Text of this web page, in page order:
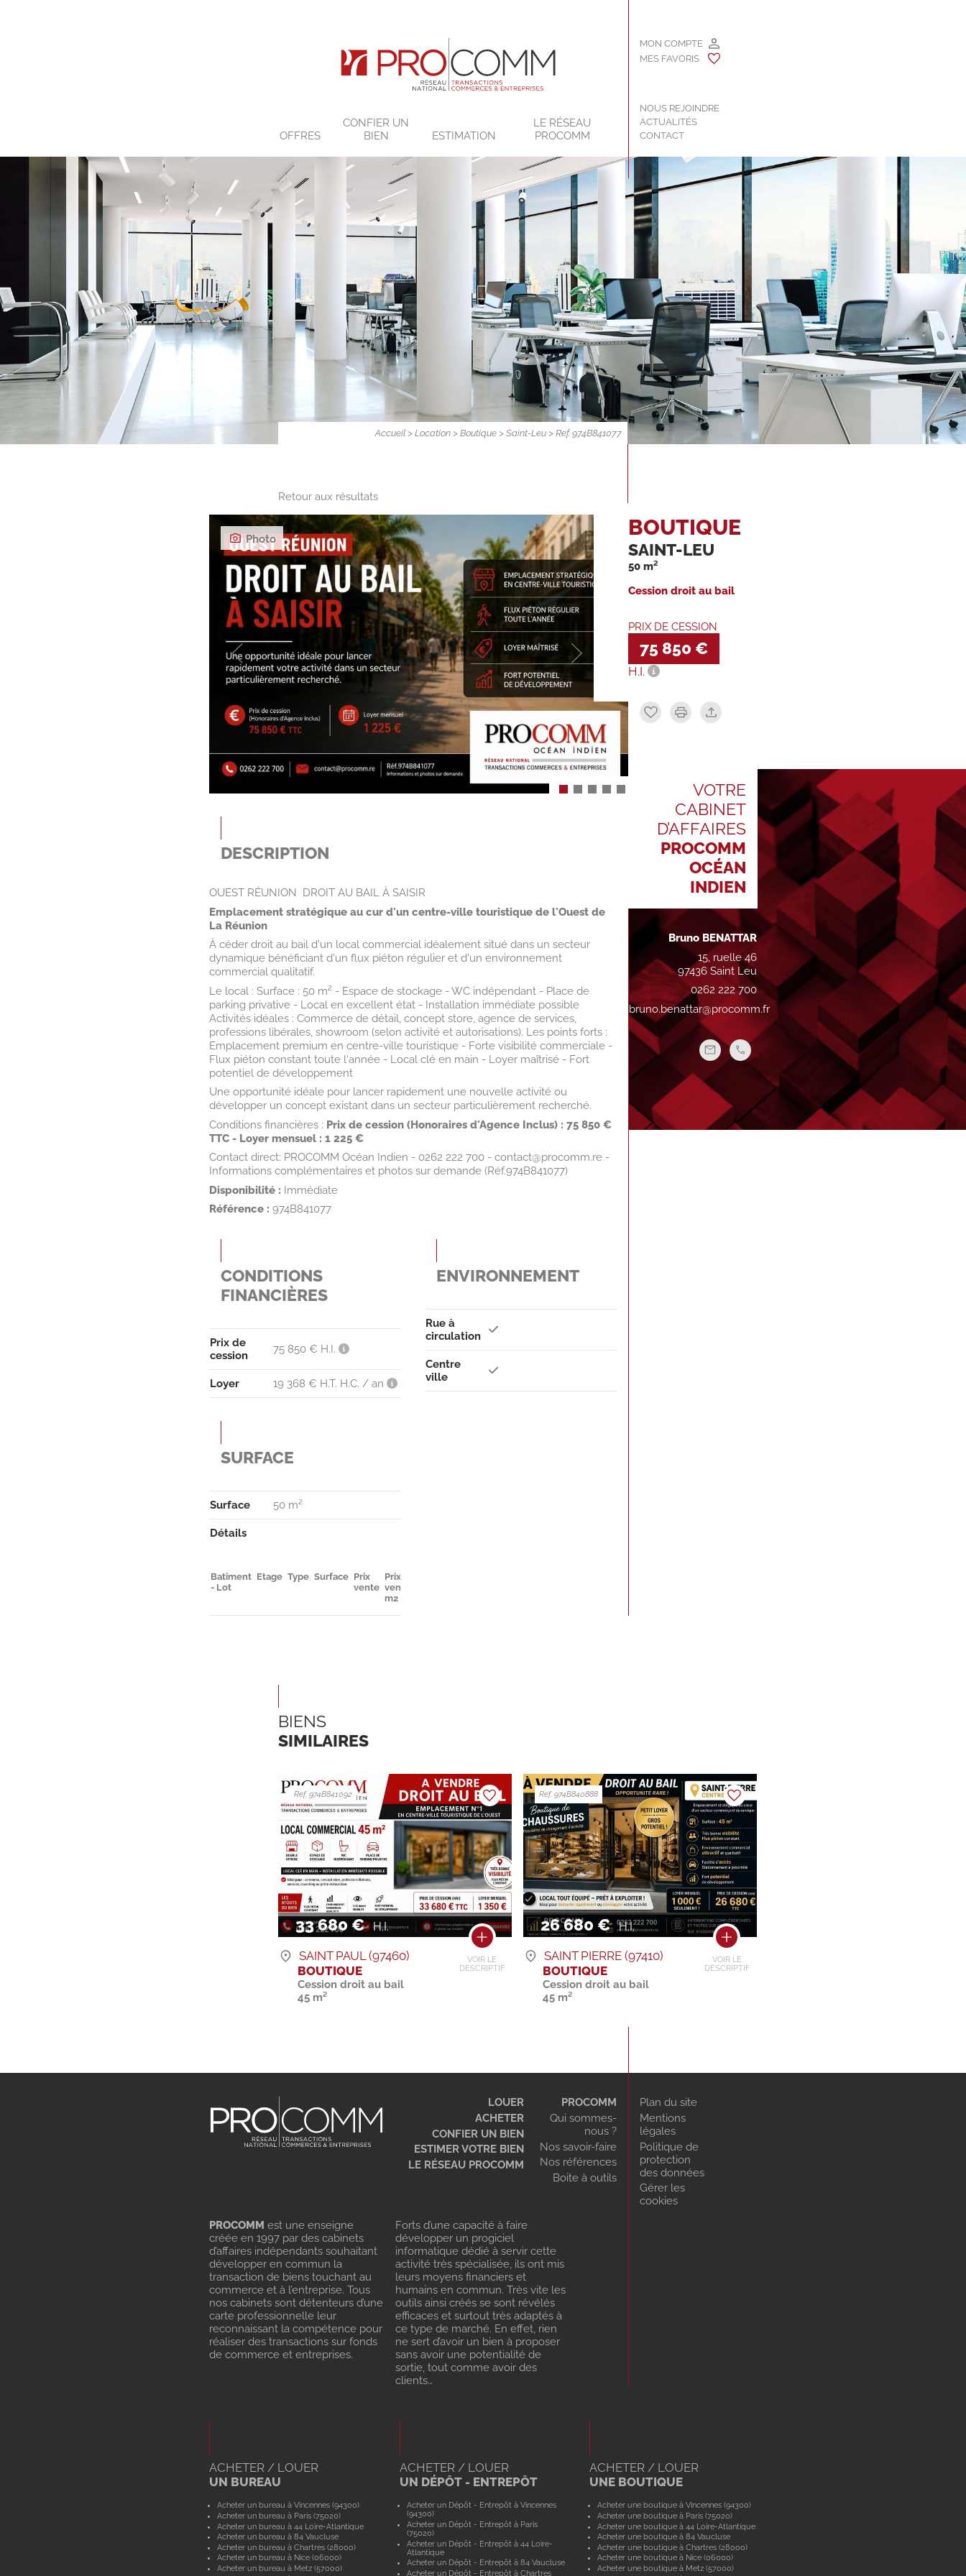
OFFRES
CONFIER UN
BIEN
ESTIMATION
LE RÉSEAU
PROCOMM
MON COMPTE
MES FAVORIS
NOUS REJOINDRE
ACTUALITÉS
CONTACT
Accueil >Location >Boutique >Saint-Leu > Ref. 974B841077
Retour aux résultats
Photo
DESCRIPTION
OUEST RÉUNION  DROIT AU BAIL À SAISIR
Emplacement stratégique au cur d'un centre-ville touristique de l'Ouest de
La Réunion
À céder droit au bail d'un local commercial idéalement situé dans un secteur
dynamique bénéficiant d'un flux piéton régulier et d'un environnement
commercial qualitatif.
Le local : Surface : 50 m² - Espace de stockage - WC indépendant - Place de
parking privative - Local en excellent état - Installation immédiate possible
Activités idéales : Commerce de détail, concept store, agence de services,
professions libérales, showroom (selon activité et autorisations). Les points forts :
Emplacement premium en centre-ville touristique - Forte visibilité commerciale -
Flux piéton constant toute l'année - Local clé en main - Loyer maîtrisé - Fort
potentiel de développement
Une opportunité idéale pour lancer rapidement une nouvelle activité ou
développer un concept existant dans un secteur particulièrement recherché.
Conditions financières : Prix de cession (Honoraires d'Agence Inclus) : 75 850 €
TTC - Loyer mensuel : 1 225 €
Contact direct: PROCOMM Océan Indien - 0262 222 700 - contact@procomm.re -
Informations complémentaires et photos sur demande (Réf.974B841077)
Disponibilité : Immédiate
Référence : 974B841077
CONDITIONS
FINANCIÈRES
Prix de
cession
75 850 € H.I.
Loyer 19 368 € H.T. H.C. / an
SURFACE
Surface 50 m²
Détails
Batiment
- Lot
Etage Type Surface Prix
vente
Prix
vente
m2
ENVIRONNEMENT
Rue à
circulation
Centre
ville
BOUTIQUE
SAINT-LEU
50 m²
Cession droit au bail
PRIX DE CESSION
75 850 €
H.I.
VOTRE
CABINET
D’AFFAIRES
PROCOMM
OCÉAN
INDIEN
Bruno BENATTAR
15, ruelle 46
97436 Saint Leu
0262 222 700
bruno.benattar@procomm.fr
BIENS
SIMILAIRES
33 680 € H.I.
VOIR LE
DESCRIPTIF
Ref. 974B841092
SAINT PAUL (97460)
BOUTIQUE
Cession droit au bail
45 m²
26 680 € H.I.
VOIR LE
DESCRIPTIF
Ref. 974B840888
SAINT PIERRE (97410)
BOUTIQUE
Cession droit au bail
45 m²
LOUER
ACHETER
CONFIER UN BIEN
ESTIMER VOTRE BIEN
LE RÉSEAU PROCOMM
PROCOMM
Qui sommes-
nous ?
Nos savoir-faire
Nos références
Boite à outils
Plan du site
Mentions
légales
Politique de
protection
des données
Gérer les
cookies
PROCOMM est une enseigne
créée en 1997 par des cabinets
d’affaires indépendants souhaitant
développer en commun la
transaction de biens touchant au
commerce et à l’entreprise. Tous
nos cabinets sont détenteurs d’une
carte professionnelle leur
reconnaissant la compétence pour
réaliser des transactions sur fonds
de commerce et entreprises.
Forts d’une capacité à faire
développer un progiciel
informatique dédié à servir cette
activité très spécialisée, ils ont mis
leurs moyens financiers et
humains en commun. Très vite les
outils ainsi créés se sont révélés
efficaces et surtout très adaptés à
ce type de marché. En effet, rien
ne sert d’avoir un bien à proposer
sans avoir une potentialité de
sortie, tout comme avoir des
clients…
ACHETER / LOUER
UN BUREAU
Acheter un bureau à Vincennes (94300)
Acheter un bureau à Paris (75020)
Acheter un bureau à 44 Loire-Atlantique
Acheter un bureau à 84 Vaucluse
Acheter un bureau à Chartres (28000)
Acheter un bureau à Nice (06000)
Acheter un bureau à Metz (57000)
ACHETER / LOUER
UN DÉPÔT - ENTREPÔT
Acheter un Dépôt - Entrepôt à Vincennes
(94300)
Acheter un Dépôt - Entrepôt à Paris
(75020)
Acheter un Dépôt - Entrepôt à 44 Loire-
Atlantique
Acheter un Dépôt - Entrepôt à 84 Vaucluse
Acheter un Dépôt - Entrepôt à Chartres
ACHETER / LOUER
UNE BOUTIQUE
Acheter une boutique à Vincennes (94300)
Acheter une boutique à Paris (75020)
Acheter une boutique à 44 Loire-Atlantique
Acheter une boutique à 84 Vaucluse
Acheter une boutique à Chartres (28000)
Acheter une boutique à Nice (06000)
Acheter une boutique à Metz (57000)